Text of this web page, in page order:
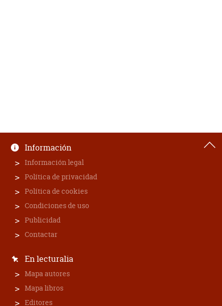
Información
Información legal
Política de privacidad
Política de cookies
Condiciones de uso
Publicidad
Contactar
En lecturalia
Mapa autores
Mapa libros
Editores